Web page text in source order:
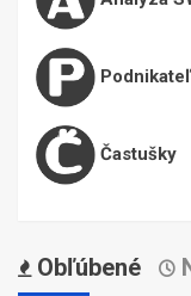
Častušky
Obľúbené